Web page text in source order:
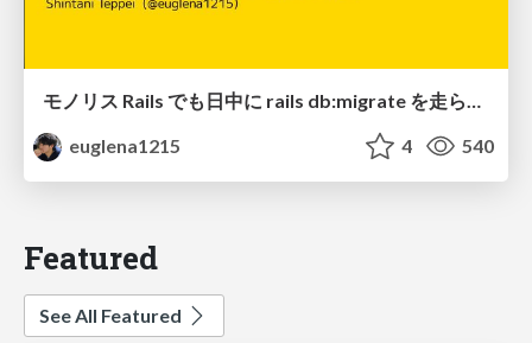
モノリス Rails でも日中に rails db:migrate を走らせたい！ / Daytime rails db:migrate on Monolithic Rails!
euglena1215
4 540
Featured
See All Featured